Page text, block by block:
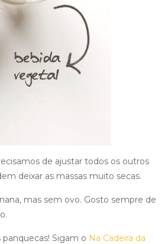
de ajustar todos os outros
deixar as massas muito secas.
mas sem ovo. Gosto sempre de
Sigam o Na Cadeira da